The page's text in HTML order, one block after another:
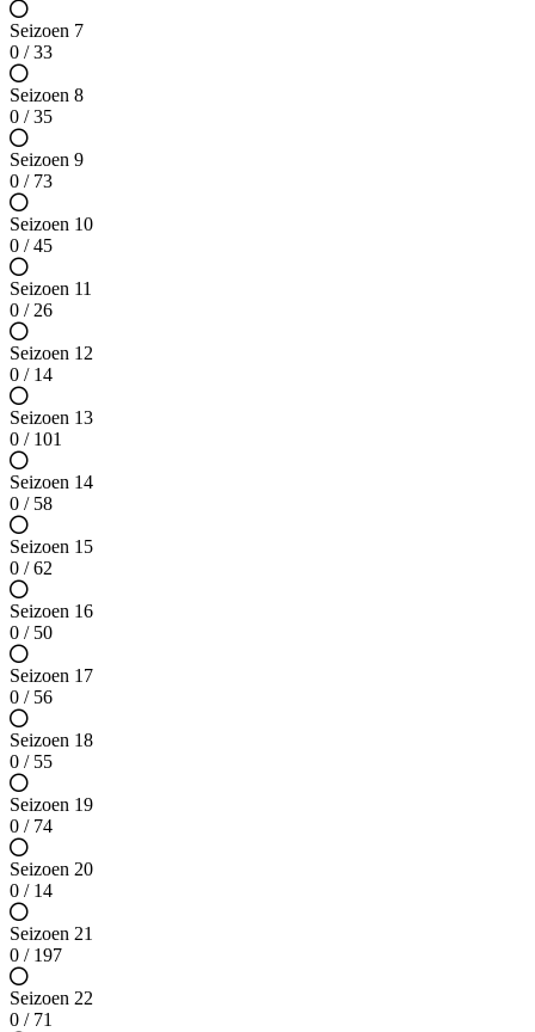
Seizoen 7
0 / 33
Seizoen 8
0 / 35
Seizoen 9
0 / 73
Seizoen 10
0 / 45
Seizoen 11
0 / 26
Seizoen 12
0 / 14
Seizoen 13
0 / 101
Seizoen 14
0 / 58
Seizoen 15
0 / 62
Seizoen 16
0 / 50
Seizoen 17
0 / 56
Seizoen 18
0 / 55
Seizoen 19
0 / 74
Seizoen 20
0 / 14
Seizoen 21
0 / 197
Seizoen 22
0 / 71